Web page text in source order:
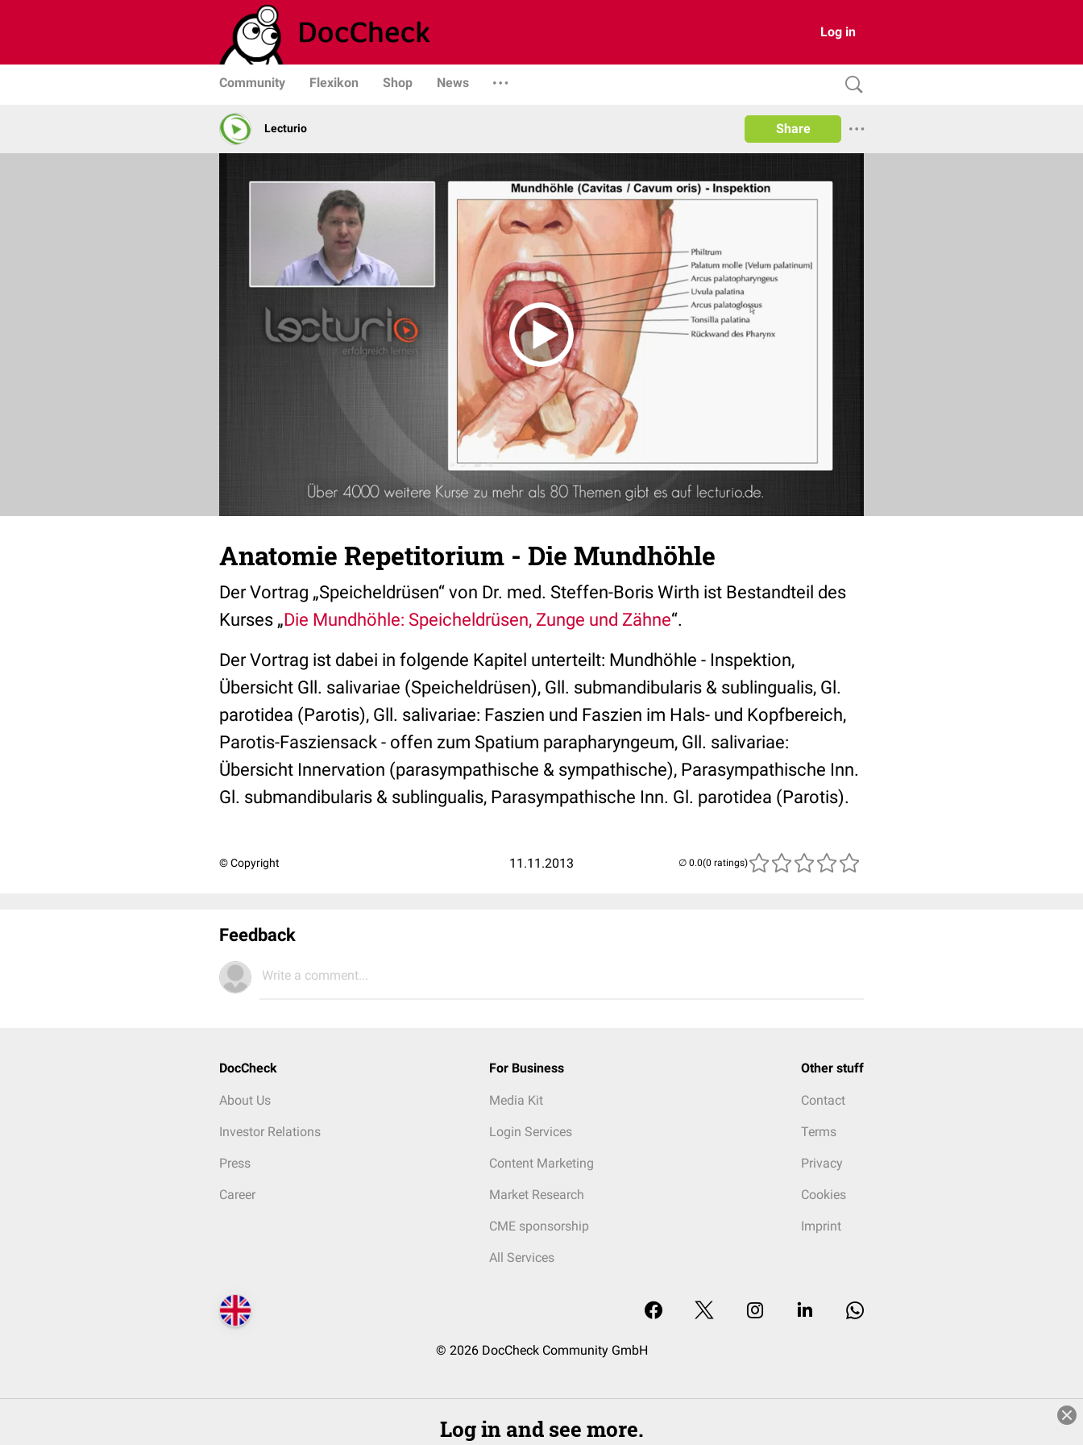
Log in
Community Flexikon Shop News
Lecturio Share
Anatomie Repetitorium - Die Mundhöhle
Der Vortrag „Speicheldrüsen“ von Dr. med. Steffen-Boris Wirth ist Bestandteil des
Kurses „Die Mundhöhle: Speicheldrüsen, Zunge und Zähne“.
Der Vortrag ist dabei in folgende Kapitel unterteilt: Mundhöhle - Inspektion,
Übersicht Gll. salivariae (Speicheldrüsen), Gll. submandibularis & sublingualis, Gl.
parotidea (Parotis), Gll. salivariae: Faszien und Faszien im Hals- und Kopfbereich,
Parotis-Fasziensack - offen zum Spatium parapharyngeum, Gll. salivariae:
Übersicht Innervation (parasympathische & sympathische), Parasympathische Inn.
Gl. submandibularis & sublingualis, Parasympathische Inn. Gl. parotidea (Parotis).
© Copyright 11.11.2013 (0 ratings)
Feedback
Write a comment...
DocCheck
About Us
Investor Relations
Press
Career
For Business
Media Kit
Login Services
Content Marketing
Market Research
CME sponsorship
All Services
Other stuff
Contact
Terms
Privacy
Cookies
Imprint
© 2026 DocCheck Community GmbH
Log in and see more.